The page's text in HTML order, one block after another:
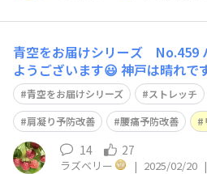
青空をお届けシリーズ No.459 ハ
ようございます😃 神戸は晴れです☀️ 今の気温は0度、予
想最高気温は6度です。 今日のストレッチは、難易度⭐️⭐️
立ってでも座ってでもOKです。
に下に伸ばします。 息を吸いな
す。 息を
青空をお届けシリーズ ストレッチ
肩凝り予防改善
腰痛予防改善
14 27
ラズベリー | 2025/02/20 |